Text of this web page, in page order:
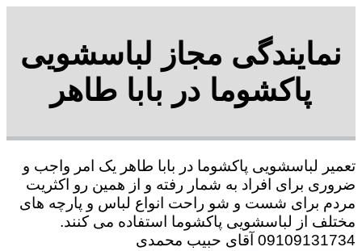
نمایندگی مجاز لباسشویی
پاکشوما در بابا طاهر
تعمیر لباسشویی پاکشوما در بابا طاهر یک امر واجب و
ضروری برای افراد به شمار رفته و از همین رو اکثریت
مردم برای شست و شو راحت انواع لباس و پارچه های
مختلف از لباسشویی پاکشوما استفاده می کنند.
09109131734 آقای حبیب محمدی